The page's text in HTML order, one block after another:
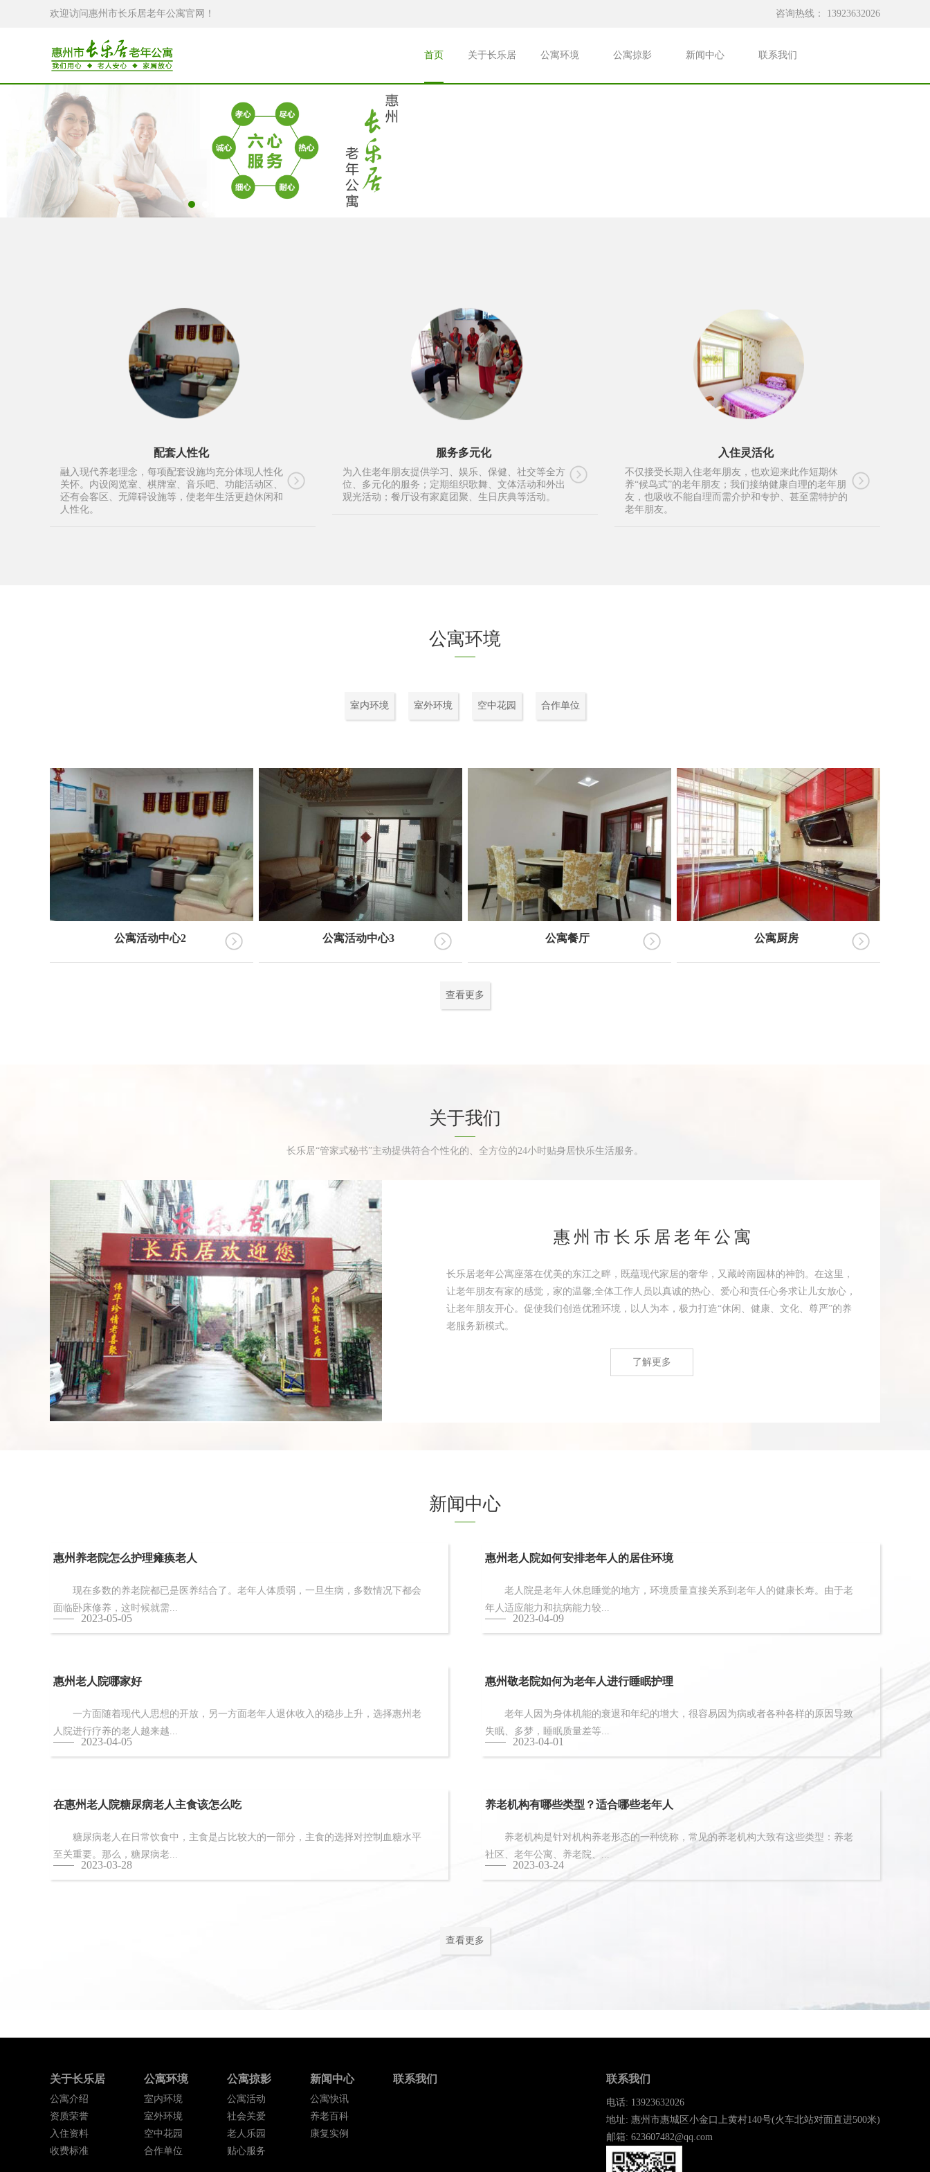
欢迎访问惠州市长乐居老年公寓官网！ 咨询热线： 13923632026
首页 关于长乐居 公寓环境 公寓掠影 新闻中心 联系我们
配套人性化
融入现代养老理念，每项配套设施均充分体现人性化
关怀。内设阅览室、棋牌室、音乐吧、功能活动区、
还有会客区、无障碍设施等，使老年生活更趋休闲和
人性化。
服务多元化
为入住老年朋友提供学习、娱乐、保健、社交等全方
位、多元化的服务；定期组织歌舞、文体活动和外出
观光活动；餐厅设有家庭团聚、生日庆典等活动。
入住灵活化
不仅接受长期入住老年朋友，也欢迎来此作短期休
养“候鸟式”的老年朋友；我们接纳健康自理的老年朋
友，也吸收不能自理而需介护和专护、甚至需特护的
老年朋友。
公寓环境
室内环境 室外环境 空中花园 合作单位
公寓活动中心2 公寓活动中心3 公寓餐厅 公寓厨房
查看更多
关于我们
长乐居“管家式秘书”主动提供符合个性化的、全方位的24小时贴身居快乐生活服务。
惠州市长乐居老年公寓
长乐居老年公寓座落在优美的东江之畔，既蕴现代家居的奢华，又藏岭南园林的神韵。在这里，
让老年朋友有家的感觉，家的温馨;全体工作人员以真诚的热心、爱心和责任心务求让儿女放心，
让老年朋友开心。促使我们创造优雅环境，以人为本，极力打造“休闲、健康、文化、尊严”的养
老服务新模式。
了解更多
新闻中心
惠州养老院怎么护理瘫痪老人
现在多数的养老院都已是医养结合了。老年人体质弱，一旦生病，多数情况下都会
面临卧床修养，这时候就需...
2023-05-05
惠州老人院如何安排老年人的居住环境
老人院是老年人休息睡觉的地方，环境质量直接关系到老年人的健康长寿。由于老
年人适应能力和抗病能力较...
2023-04-09
惠州老人院哪家好
一方面随着现代人思想的开放，另一方面老年人退休收入的稳步上升，选择惠州老
人院进行疗养的老人越来越...
2023-04-05
惠州敬老院如何为老年人进行睡眠护理
老年人因为身体机能的衰退和年纪的增大，很容易因为病或者各种各样的原因导致
失眠、多梦，睡眠质量差等...
2023-04-01
在惠州老人院糖尿病老人主食该怎么吃
糖尿病老人在日常饮食中，主食是占比较大的一部分，主食的选择对控制血糖水平
至关重要。那么，糖尿病老...
2023-03-28
养老机构有哪些类型？适合哪些老年人
养老机构是针对机构养老形态的一种统称，常见的养老机构大致有这些类型：养老
社区、老年公寓、养老院、...
2023-03-24
查看更多
关于长乐居
公寓介绍
资质荣誉
入住资料
收费标准
公寓环境
室内环境
室外环境
空中花园
合作单位
公寓掠影
公寓活动
社会关爱
老人乐园
贴心服务
新闻中心
公寓快讯
养老百科
康复实例
联系我们 联系我们
电话: 13923632026
地址: 惠州市惠城区小金口上黄村140号(火车北站对面直进500米)
邮箱: 623607482@qq.com